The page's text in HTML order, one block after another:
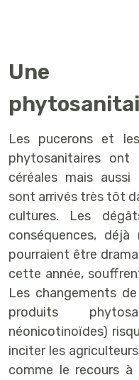
Une
Les pucerons et
phytosanitaires
céréales mais
sont arrivés très tôt
cultures. Les
conséquences, déjà
pourraient être
cette année,
Les changements
produits
néonicotinoïdes)
inciter les
comme le recours à